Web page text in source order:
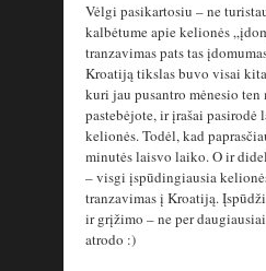
Vėlgi pasikartosiu – ne
kalbėtume apie kelionės
tranzavimas pats tas
Kroatiją tikslas buvo visai
kuri jau pusantro mėnesio
pastebėjote, ir įrašai pasirodė
kelionės. Todėl, kad
minutės laisvo laiko. O ir
– visgi įspūdingiausia
tranzavimas į Kroatiją.
ir grįžimo – ne per
atrodo :)